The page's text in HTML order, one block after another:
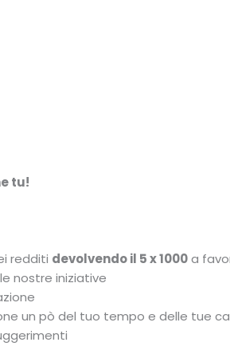
tu!
redditi devolvendo il 5 x 1000a
nostre iniziative
un pò del tuo tempo e delle tue